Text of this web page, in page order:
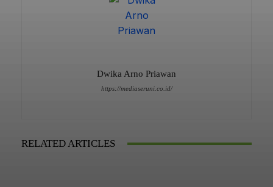
Dwika Arno Priawan
https://mediaseruni.co.id/
RELATED ARTICLES